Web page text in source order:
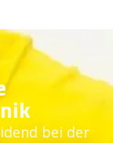
bei der